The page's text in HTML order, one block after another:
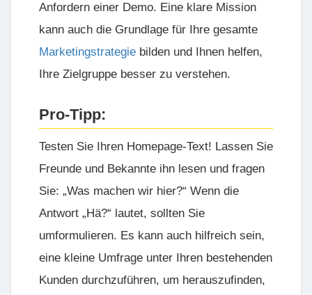
Anfordern einer Demo. Eine klare Mission
kann auch die Grundlage für Ihre gesamte
Marketingstrategie bilden und Ihnen helfen,
Ihre Zielgruppe besser zu verstehen.
Pro-Tipp:
Testen Sie Ihren Homepage-Text! Lassen Sie
Freunde und Bekannte ihn lesen und fragen
Sie: „Was machen wir hier?“ Wenn die
Antwort „Hä?“ lautet, sollten Sie
umformulieren. Es kann auch hilfreich sein,
eine kleine Umfrage unter Ihren bestehenden
Kunden durchzuführen, um herauszufinden,